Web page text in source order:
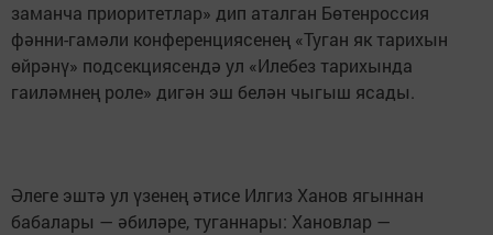
заманча приоритетлар» дип аталган Бөтенроссия
фәнни-гамәли конференциясенең «Туган як тарихын
өйрәнү» подсекциясендә ул «Илебез тарихында
гаиләмнең роле» дигән эш белән чыгыш ясады.
Әлеге эштә ул үзенең әтисе Илгиз Ханов ягыннан
бабалары — әбиләре, туганнары: Хановлар —